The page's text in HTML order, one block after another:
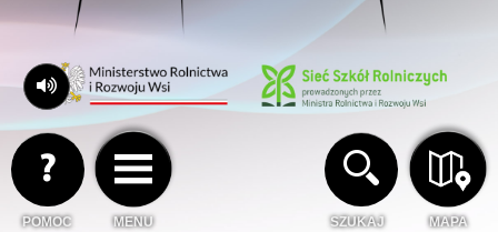
MENU MAPA
POMOC SZUKAJ